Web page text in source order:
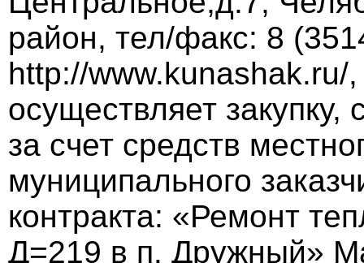
район, тел/факс: 8
http://
осуществляет закупку,
за счет средств
муниципального
контракта: «Ремонт
Д=219 в п. Дружный»